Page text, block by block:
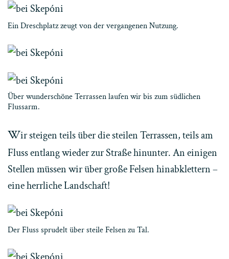
Ein Dreschplatz zeugt von der vergangenen Nutzung.
Über wunderschöne Terrassen laufen wir bis zum südlichen
Flussarm.
Wir steigen teils über die steilen Terrassen, teils am
Fluss entlang wieder zur Straße hinunter. An einigen
Stellen müssen wir über große Felsen hinabklettern –
eine herrliche Landschaft!
Der Fluss sprudelt über steile Felsen zu Tal.